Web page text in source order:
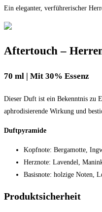
Ein eleganter, verführerischer
Aftertouch –
70 ml | Mit 30% Essenz
Dieser Duft ist ein Bekenntnis zu
aphrodisierende Wirkung und
Duftpyramide
Kopfnote: Bergamotte,
Herznote: Lavendel,
Basisnote: holzige Noten,
Produktsicherheit